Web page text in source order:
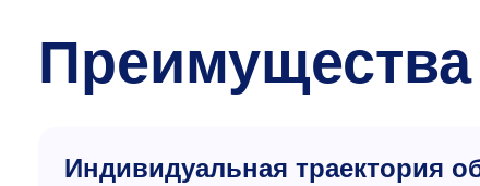
Индивидуальная траектория